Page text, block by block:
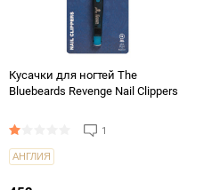
Кусачки для ногтей The
Bluebeards Revenge Nail Clippers
1
АНГЛИЯ